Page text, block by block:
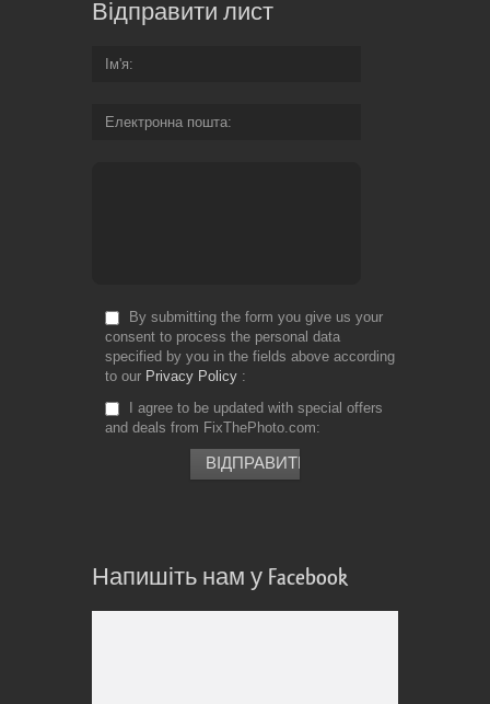
Відправити лист
Ім'я
Електронна пошта
By submitting the form you give us your
consent to process the personal data
specified by you in the fields above according
to our Privacy Policy
I agree to be updated with special offers
and deals from FixThePhoto.com
Напишіть нам у Facebook